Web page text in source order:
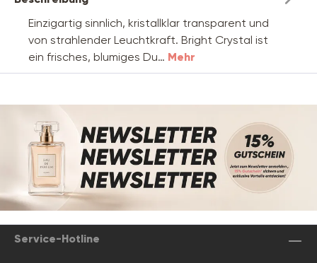
Einzigartig sinnlich, kristallklar transparent und
von strahlender Leuchtkraft. Bright Crystal ist
ein frisches, blumiges Du… Mehr
Service-Hotline